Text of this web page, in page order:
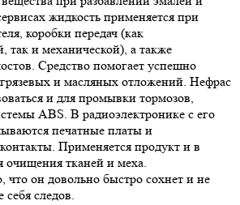
жидкость применяется при
коробки передач (как
так и механической), а также
Средство помогает успешно
грязевых и масляных отложений. Нефрас
и для промывки тормозов,
ABS. В радиоэлектронике с его
печатные платы и
Применяется продукт и в
очищения тканей и меха.
что он довольно быстро сохнет и не
себя следов.